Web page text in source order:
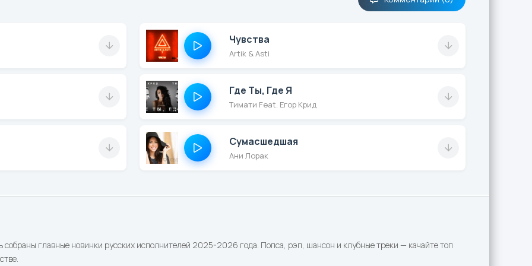
главные новинки русских исполнителей 2025-2026 года. Попса, рэп, шансон и клубные треки — качайте топ
Чувства
Artik & Asti
Где Ты, Где Я
Тимати Feat. Егор Крид
Сумасшедшая
Ани Лорак